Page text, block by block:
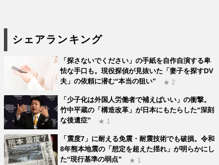
シェアランキング
「探さないでください」の手紙を自作自演する卑
怯な手口も。現役探偵が見抜いた「妻子を探すDV
夫」の依頼に潜む“本当の狙い”
★ 2
「少子化は外国人労働者で補えばいい」の衝撃。
竹中平蔵の「構造改革」が日本にもたらした“深刻
な後遺症”
★ 1
「震度7」に耐える免震・耐震技術でも破損。令和
8年熊本地震の「想定を超えた揺れ」が明らかにし
た“現行基準の弱点”
★ 1